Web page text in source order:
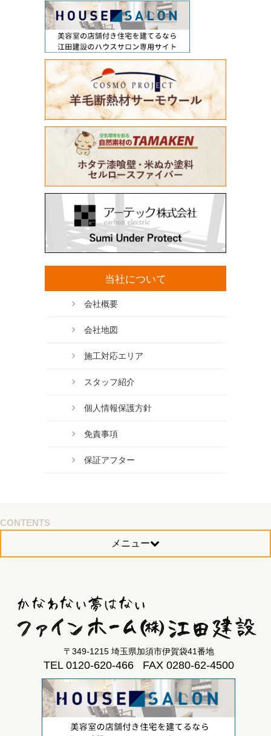
当社について
会社概要
会社地図
施工対応エリア
スタッフ紹介
個人情報保護方針
免責事項
保証アフター
CONTENTS
メニュー
〒349-1215 埼玉県加須市伊賀袋41番地
TEL 0120-620-466 FAX 0280-62-4500